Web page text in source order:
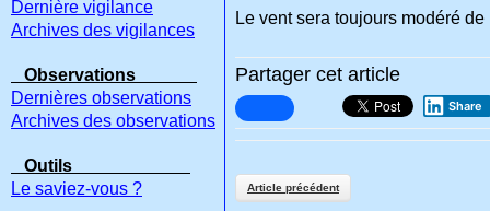
Le vent sera toujours modéré
Partager cet article
Share
Article précédent
Dernière vigilance
Archives des vigilances
Observations
Dernières observations
Archives des observations
Outils
Le saviez-vous ?